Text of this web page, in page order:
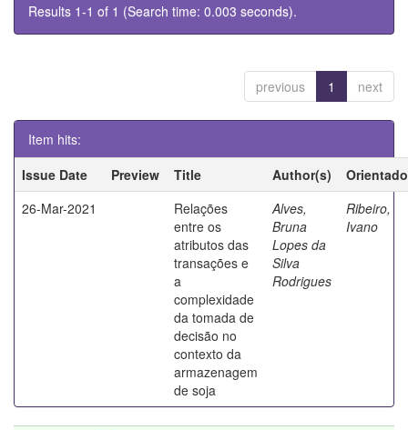
Results 1-1 of 1 (Search time: 0.003 seconds).
previous 1 next
Item hits:
Issue Date
Preview Title Author(s)
26-Mar-2021
Relações
entre os
atributos das
transações e
a
complexidade
da tomada de
decisão no
contexto da
armazenagem
de soja
Alves,
Bruna
Lopes da
Silva
Rodrigues
Ribeiro,
Ivano